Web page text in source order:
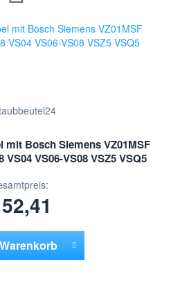
Bosch Siemens VZ01MSF
VS04 VS06-VS08 VSZ5 VSQ5
Warenkorb